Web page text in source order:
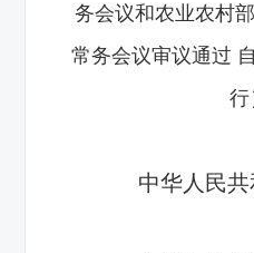
务会议和农业农村
常务会议审议通过
行
中华人民